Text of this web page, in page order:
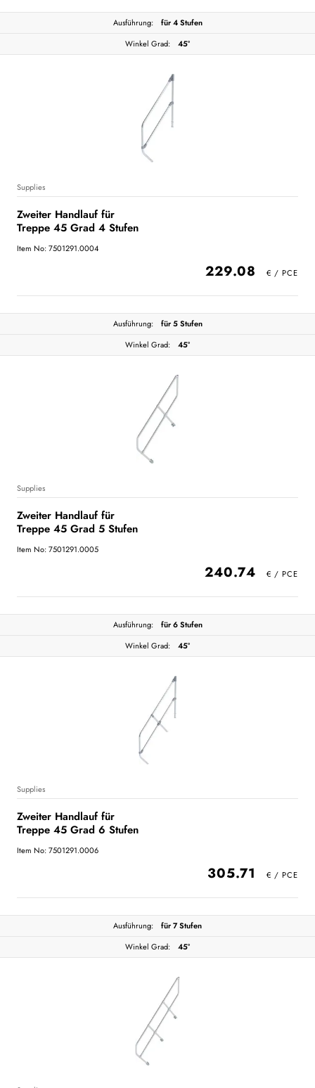
Ausführung:
für 4 Stufen
Winkel Grad:
45°
Supplies
Zweiter Handlauf für
Treppe 45 Grad 4 Stufen
Item No: 7501291.0004
229.08
Ausführung:
für 5 Stufen
Winkel Grad:
45°
Supplies
Zweiter Handlauf für
Treppe 45 Grad 5 Stufen
Item No: 7501291.0005
240.74
Ausführung:
für 6 Stufen
Winkel Grad:
45°
Supplies
Zweiter Handlauf für
Treppe 45 Grad 6 Stufen
Item No: 7501291.0006
305.71
Ausführung:
für 7 Stufen
Winkel Grad:
45°